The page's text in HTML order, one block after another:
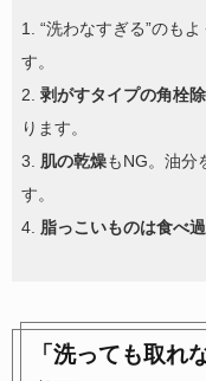
1. “洗わなすぎる”のもよ
す。
2. 剥がすタイプの角栓
ります。
3. 肌の乾燥もNG。油分
す。
4. 脂っこいものは食べ
「洗っても取れ